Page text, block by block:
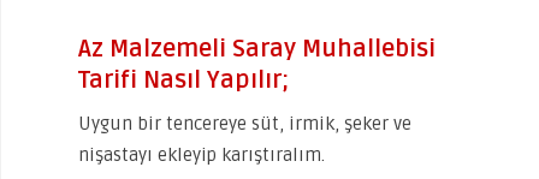
Az Malzemeli Saray Muhallebisi
Tarifi Nasıl Yapılır;
Uygun bir tencereye süt, irmik, şeker ve
nişastayı ekleyip karıştıralım.